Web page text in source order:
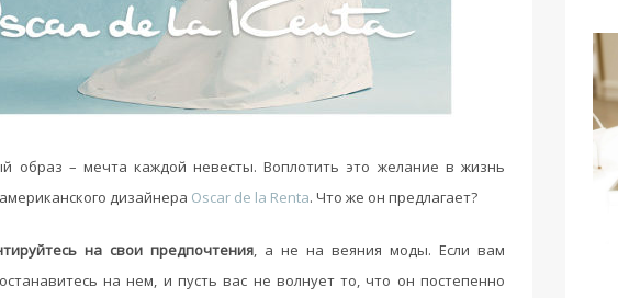
образ – мечта каждой невесты. Воплотить это желание в жизнь
дизайнера Oscar de la Renta. Что же он предлагает?
на свои предпочтения, а не на веяния моды. Если вам
останавитесь на нем, и пусть вас не волнует то, что он постепенно